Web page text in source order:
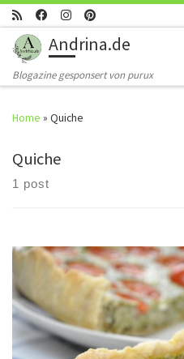
Skip to content
Andrina.de
Blogazine gesponsert von purux
Home » Quiche
Quiche
1 post